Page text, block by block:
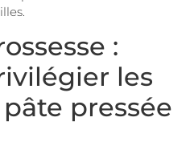
:
les
pressée